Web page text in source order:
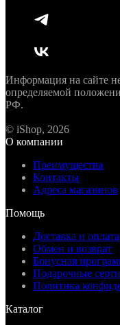
Информация на сайте
определяемой
РФ.
© iShop, 2026
О компании
Преимущества
Контакты
Адреса магазинов
Помощь
Доставка и оплата
Обмен и возврат
Бонусная
Подарочные
Политика
Каталог